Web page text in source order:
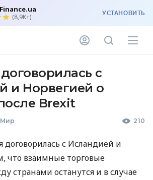
(8,9K+) УСТАНОВИТЬ
с
и Норвегией о
Brexit
Мир 210
договорилась с Исландией и
что взаимные торговые
странами останутся и в случае